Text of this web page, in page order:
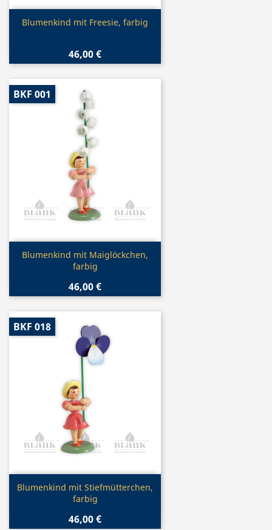
Vorschau
Blumenkind mit Freesie, farbig
46,00 €
Vorschau
Blumenkind mit Maiglöckchen,
farbig
46,00 €
BKF 001
 Vorschau
Blumenkind mit Stiefmütterchen,
farbig
46,00 €
BKF 018